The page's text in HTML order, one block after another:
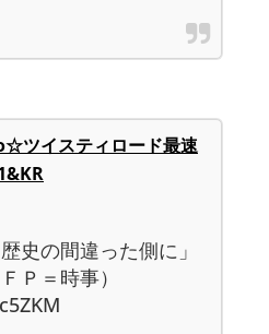
イスティロード最速
史の間違った側に」
Ｐ＝時事）